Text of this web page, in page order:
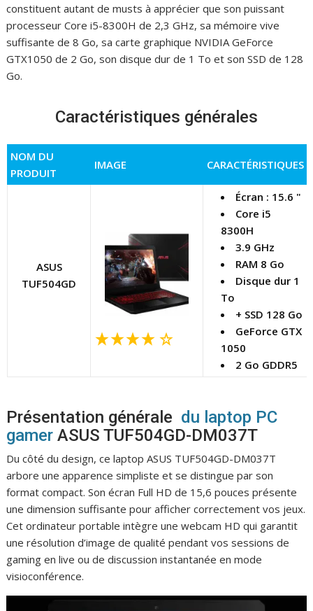
constituent autant de musts à apprécier que son puissant
processeur Core i5-8300H de 2,3 GHz, sa mémoire vive
suffisante de 8 Go, sa carte graphique NVIDIA GeForce
GTX1050 de 2 Go, son disque dur de 1 To et son SSD de 128
Go.
Caractéristiques générales
NOM DU
PRODUIT
IMAGE CARACTÉRISTIQUES
ASUS
TUF504GD
Écran : 15.6 "
Core i5
8300H
3.9 GHz
RAM 8 Go
Disque dur 1
To
+ SSD 128 Go
GeForce GTX
1050
2 Go GDDR5
Présentation générale du laptop PC
gamer ASUS TUF504GD-DM037T
Du côté du design, ce laptop ASUS TUF504GD-DM037T
arbore une apparence simpliste et se distingue par son
format compact. Son écran Full HD de 15,6 pouces présente
une dimension suffisante pour afficher correctement vos jeux.
Cet ordinateur portable intègre une webcam HD qui garantit
une résolution d’image de qualité pendant vos sessions de
gaming en live ou de discussion instantanée en mode
visioconférence.